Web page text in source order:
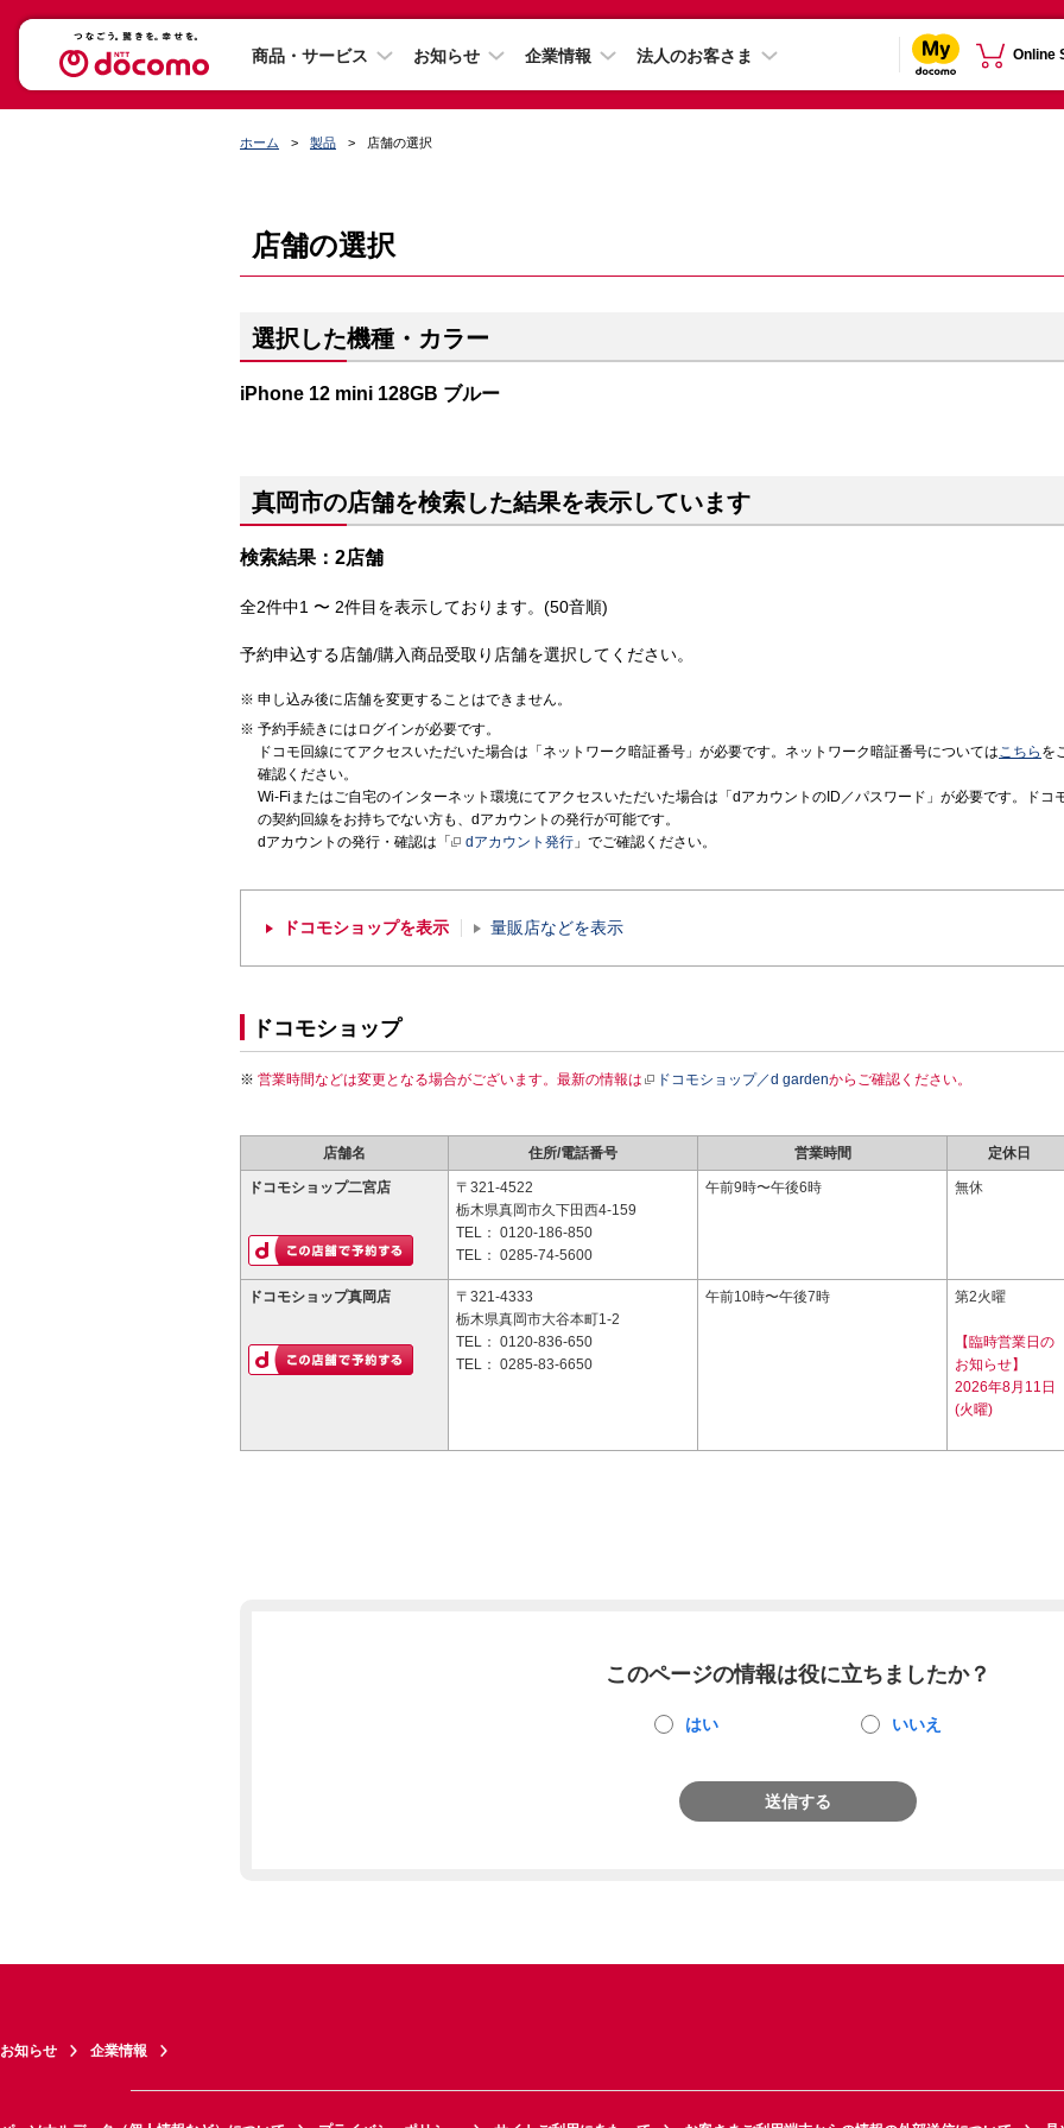
商品・サービス お知らせ 企業情報 法人のお客さま Online
ホーム 製品 店舗の選択
店舗の選択
選択した機種・カラー
iPhone 12 mini 128GB ブルー
真岡市の店舗を検索した結果を表示しています
検索結果：2店舗
全2件中1 〜 2件目を表示しております。(50音順)
予約申込する店舗/購入商品受取り店舗を選択してください。
申し込み後に店舗を変更することはできません。
予約手続きにはログインが必要です。
ドコモ回線にてアクセスいただいた場合は「ネットワーク暗証番号」が必要です。ネットワーク暗証番号についてはこちら を
確認ください。
Wi-Fiまたはご自宅のインターネット環境にてアクセスいただいた場合は「dアカウントのID／パスワード」が必要です。ドコ
の契約回線をお持ちでない方も、dアカウントの発行が可能です。
dアカウントの発行・確認は「
dアカウント発行 」でご確認ください。
ドコモショップを表示 量販店などを表示
ドコモショップ
営業時間などは変更となる場合がございます。最新の情報は ドコモショップ／d gardenからご確認ください。
店舗名 住所/電話番号 営業時間 定休日
ドコモショップ二宮店
〒321-4522
栃木県真岡市久下田西4-159
TEL： 0120-186-850
TEL： 0285-74-5600
午前9時〜午後6時 無休
ドコモショップ真岡店
〒321-4333
栃木県真岡市大谷本町1-2
TEL： 0120-836-650
TEL： 0285-83-6650
午前10時〜午後7時 第2火曜
【臨時営業日の
お知らせ】
2026年8月11日
(火曜)
このページの情報は役に立ちましたか？
はい いいえ
送信する
お知らせ 企業情報